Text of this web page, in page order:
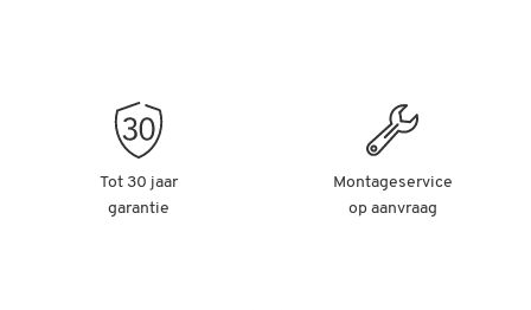
Tot 30 jaar
garantie
Montageservice
op aanvraag